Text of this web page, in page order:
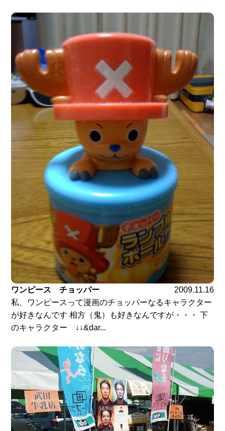
ワンピース チョッパー
2009.11.16
私、ワンピースって漫画のチョッパーなるキャラクター
が好きなんです 相方（鬼）も好きなんですが・・・ 下
のキャラクター ↓↓&dar...